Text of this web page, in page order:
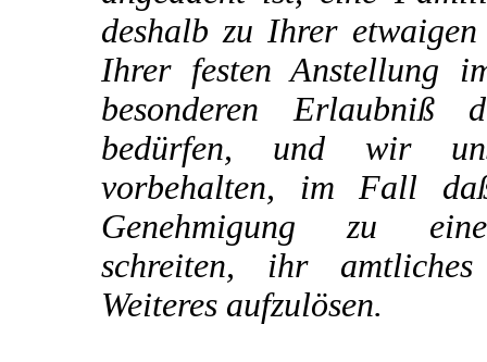
deshalb zu Ihrer
Ihrer festen Anstellung
besonderen Erlaubniß
bedürfen, und wir
vorbehalten, im Fall
Genehmigung zu
schreiten, ihr
Weiteres aufzulösen.